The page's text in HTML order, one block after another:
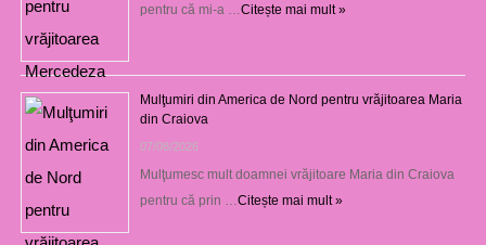
pentru că mi-a … Citește mai mult »
Mulţumiri din America de Nord pentru vrăjitoarea Maria
din Craiova
07/08/2026
Mulţumesc mult doamnei vrăjitoare Maria din Craiova
pentru că prin … Citește mai mult »